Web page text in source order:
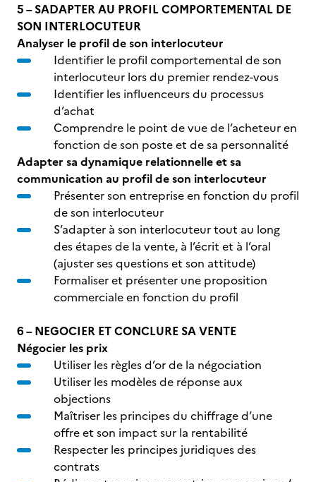
5 – SADAPTER AU PROFIL COMPORTEMENTAL DE
SON INTERLOCUTEUR
Analyser le profil de son interlocuteur
Identifier le profil comportemental de son
interlocuteur lors du premier rendez-vous
Identifier les influenceurs du processus
d’achat
Comprendre le point de vue de l’acheteur en
fonction de son poste et de sa personnalité
Adapter sa dynamique relationnelle et sa
communication au profil de son interlocuteur
Présenter son entreprise en fonction du profil
de son interlocuteur
S’adapter à son interlocuteur tout au long
des étapes de la vente, à l’écrit et à l’oral
(ajuster ses questions et son attitude)
Formaliser et présenter une proposition
commerciale en fonction du profil
6 – NEGOCIER ET CONCLURE SA VENTE
Négocier les prix
Utiliser les règles d’or de la négociation
Utiliser les modèles de réponse aux
objections
Maîtriser les principes du chiffrage d’une
offre et son impact sur la rentabilité
Respecter les principes juridiques des
contrats